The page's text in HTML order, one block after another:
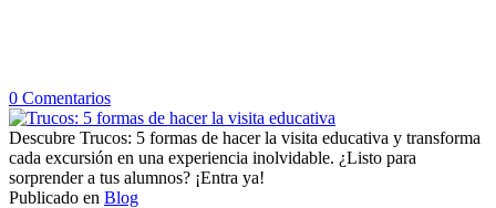
0 Comentariosen
Trucos:
5
formas
de
hacer
Descubre Trucos: 5 formas de hacer la visita educativa y transforma
cada excursión en una experiencia inolvidable. ¿Listo para
sorprender a tus alumnos? ¡Entra ya!
Publicado en Blog